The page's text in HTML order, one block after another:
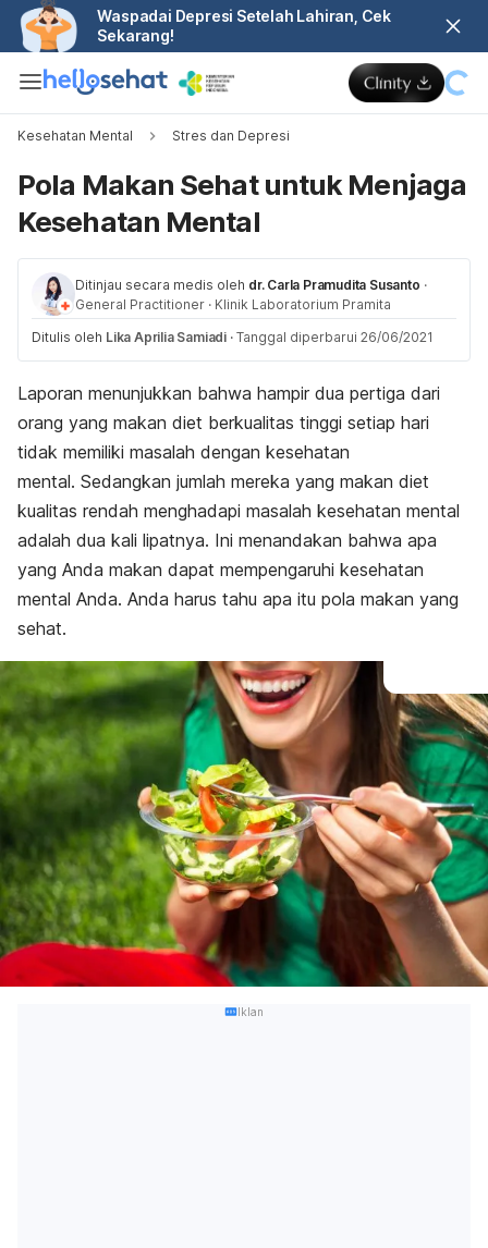
Waspadai Depresi Setelah Lahiran, Cek
Sekarang!
Kesehatan Mental Stres dan Depresi
Pola Makan Sehat untuk Menjaga
Kesehatan Mental
Ditinjau secara medis oleh dr. Carla Pramudita Susanto ·
General Practitioner · Klinik Laboratorium Pramita
Ditulis oleh Lika Aprilia Samiadi · Tanggal diperbarui 26/06/2021
Laporan menunjukkan bahwa hampir dua pertiga dari
orang yang makan diet berkualitas tinggi setiap hari
tidak memiliki masalah dengan kesehatan
mental. Sedangkan jumlah mereka yang makan diet
kualitas rendah menghadapi masalah kesehatan mental
adalah dua kali lipatnya. Ini menandakan bahwa apa
yang Anda makan dapat mempengaruhi kesehatan
mental Anda. Anda harus tahu apa itu pola makan yang
sehat.
Iklan